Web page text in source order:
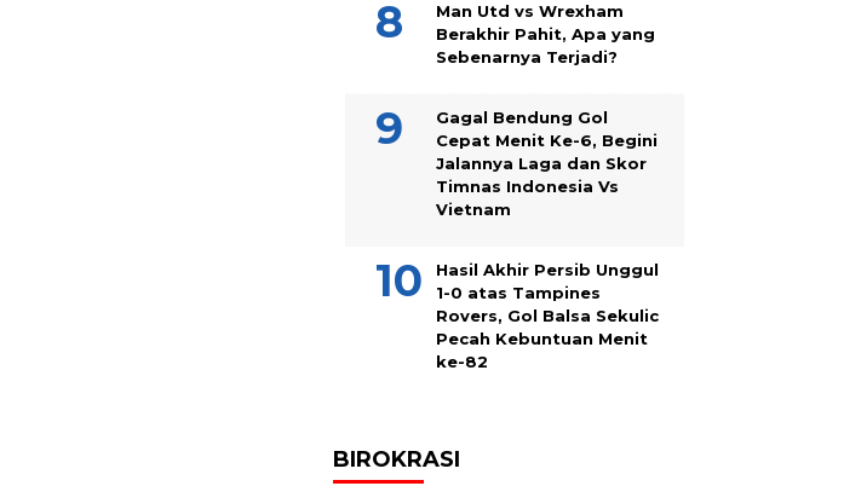
Man Utd vs Wrexham
Berakhir Pahit, Apa yang
Sebenarnya Terjadi?
Gagal Bendung Gol
Cepat Menit Ke-6, Begini
Jalannya Laga dan Skor
Timnas Indonesia Vs
Vietnam
Hasil Akhir Persib Unggul
1-0 atas Tampines
Rovers, Gol Balsa Sekulic
Pecah Kebuntuan Menit
ke-82
BIROKRASI